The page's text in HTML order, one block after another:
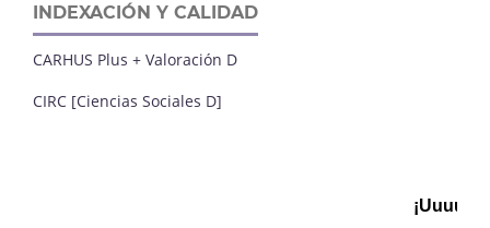
INDEXACIÓN Y CALIDAD
CARHUS Plus + Valoración D
CIRC [Ciencias Sociales D]